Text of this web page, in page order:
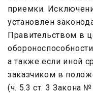
приемки.
установлен
Правительством в
а также если иной
заказчиком в
(ч. 5.3 ст. 3 Закона